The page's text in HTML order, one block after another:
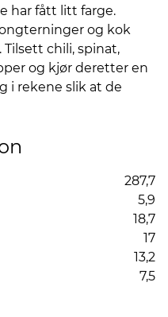
har fått litt farge.
og kok
chili, spinat,
og kjør deretter en
i rekene slik at de
287,7
5,9
18,7
17
13,2
7,5